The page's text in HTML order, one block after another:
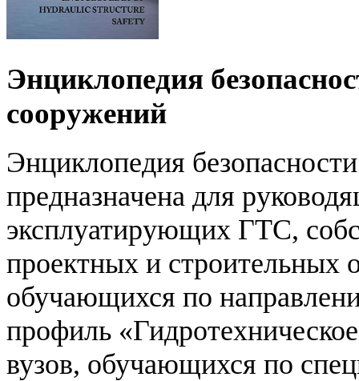
Энциклопедия
сооружений
Энциклопедия
предназначена для
эксплуатирующих ГТС,
проектных и строительных
обучающихся по
профиль
вузов, обучающихся по